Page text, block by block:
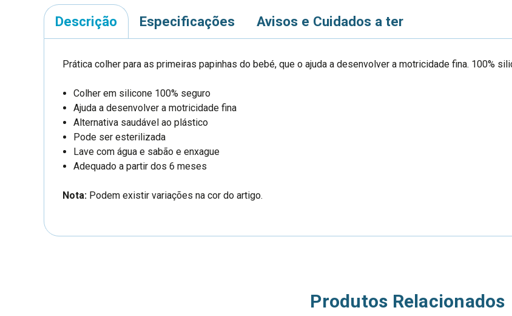
Descrição Especificações Avisos e Cuidados a ter
Prática colher para as primeiras papinhas do bebé, que o ajuda a desenvolver a motricidade fina. 100%
Colher em silicone 100% seguro
Ajuda a desenvolver a motricidade fina
Alternativa saudável ao plástico
Pode ser esterilizada
Lave com água e sabão e enxague
Adequado a partir dos 6 meses
Nota: Podem existir variações na cor do artigo.
Produtos Relacionados